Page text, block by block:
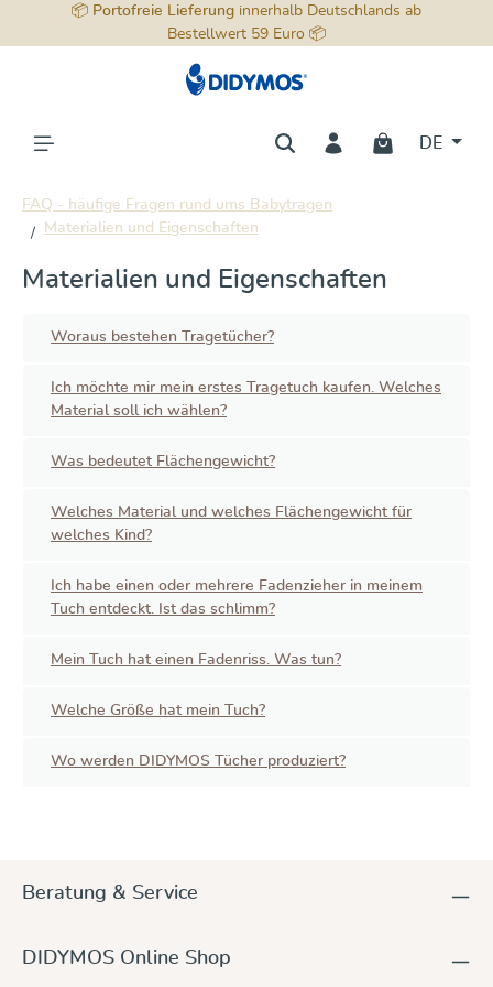
springen
📦 Portofreie Lieferung innerhalb Deutschlands ab
Bestellwert 59 Euro 📦
DE
FAQ - häufige Fragen rund ums Babytragen
Materialien und Eigenschaften
Materialien und Eigenschaften
Woraus bestehen Tragetücher?
Ich möchte mir mein erstes Tragetuch kaufen. Welches
Material soll ich wählen?
Was bedeutet Flächengewicht?
Welches Material und welches Flächengewicht für
welches Kind?
Ich habe einen oder mehrere Fadenzieher in meinem
Tuch entdeckt. Ist das schlimm?
Mein Tuch hat einen Fadenriss. Was tun?
Welche Größe hat mein Tuch?
Wo werden DIDYMOS Tücher produziert?
Beratung & Service
DIDYMOS Online Shop